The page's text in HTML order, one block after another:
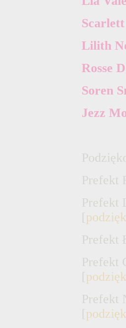
S
Lilith N
Rosse D
Soren S
Jezz M
Prefekt
Prefekt
[
Prefekt
Prefekt
[
Prefekt
[